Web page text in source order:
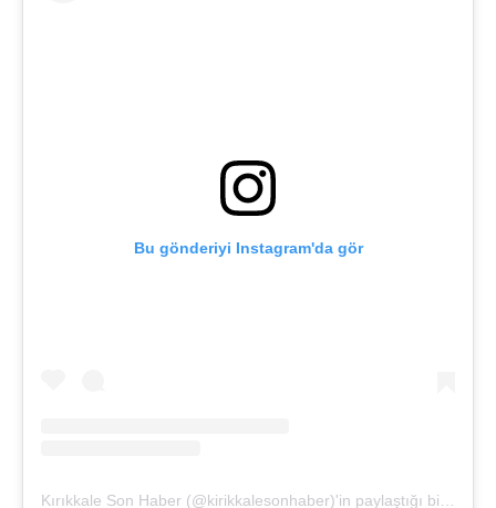
Bu gönderiyi Instagram'da gör
Kırıkkale Son Haber (@kirikkalesonhaber)'in paylaştığı bir gönderi